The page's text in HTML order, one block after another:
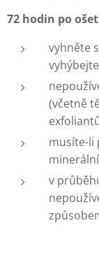
72 hodin po
vyhněte
(včetně
musíte-li
v